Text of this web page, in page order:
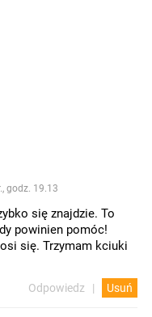
godz. 19.13
się znajdzie. To
powinien pomóc!
się. Trzymam kciuki
Odpowiedz Usuń